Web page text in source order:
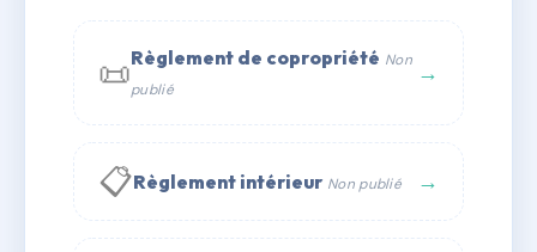
📜Règlement de copropriété Non
publié
→
📋Règlement intérieur Non publié →